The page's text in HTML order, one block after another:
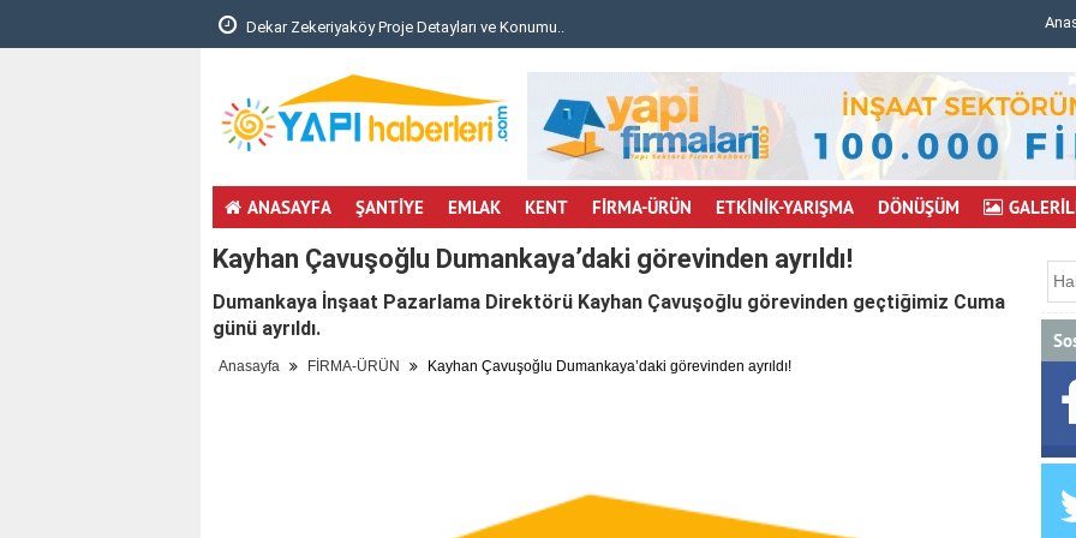
Dekar Zekeriyaköy Proje Detayları ve Konumu..
ANASAYFA ŞANTİYE EMLAK KENT FİRMA-ÜRÜN ETKİNİK-YARIŞMA DÖNÜŞÜM
Kayhan Çavuşoğlu Dumankaya’daki görevinden ayrıldı!
Dumankaya İnşaat Pazarlama Direktörü Kayhan Çavuşoğlu görevinden geçtiğimiz Cuma
günü ayrıldı.
Anasayfa FİRMA-ÜRÜN Kayhan Çavuşoğlu Dumankaya’daki görevinden ayrıldı!